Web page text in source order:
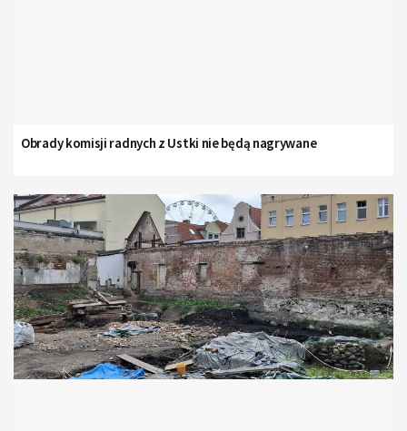
Obrady komisji radnych z Ustki nie będą nagrywane